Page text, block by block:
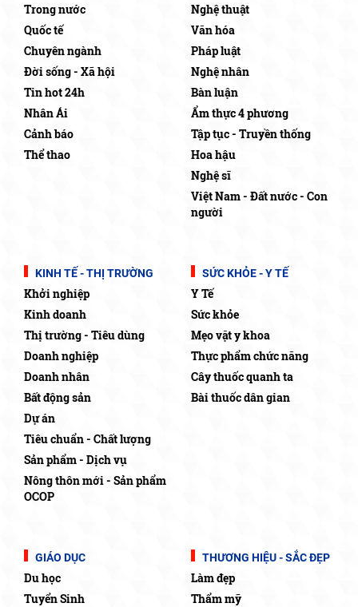
Trong nước
Quốc tế
Chuyên ngành
Đời sống - Xã hội
Tin hot 24h
Nhân Ái
Cảnh báo
Thể thao
Nghệ thuật
Văn hóa
Pháp luật
Nghệ nhân
Bàn luận
Ẩm thực 4 phương
Tập tục - Truyền thống
Hoa hậu
Nghệ sĩ
Việt Nam - Đất nước - Con
người
KINH TẾ - THỊ TRƯỜNG
Khởi nghiệp
Kinh doanh
Thị trường - Tiêu dùng
Doanh nghiệp
Doanh nhân
Bất động sản
Dự án
Tiêu chuẩn - Chất lượng
Sản phẩm - Dịch vụ
Nông thôn mới - Sản phẩm
OCOP
SỨC KHỎE - Y TẾ
Y Tế
Sức khỏe
Mẹo vặt y khoa
Thực phẩm chức năng
Cây thuốc quanh ta
Bài thuốc dân gian
GIÁO DỤC
Du học
Tuyển Sinh
THƯƠNG HIỆU - SẮC ĐẸP
Làm đẹp
Thẩm mỹ